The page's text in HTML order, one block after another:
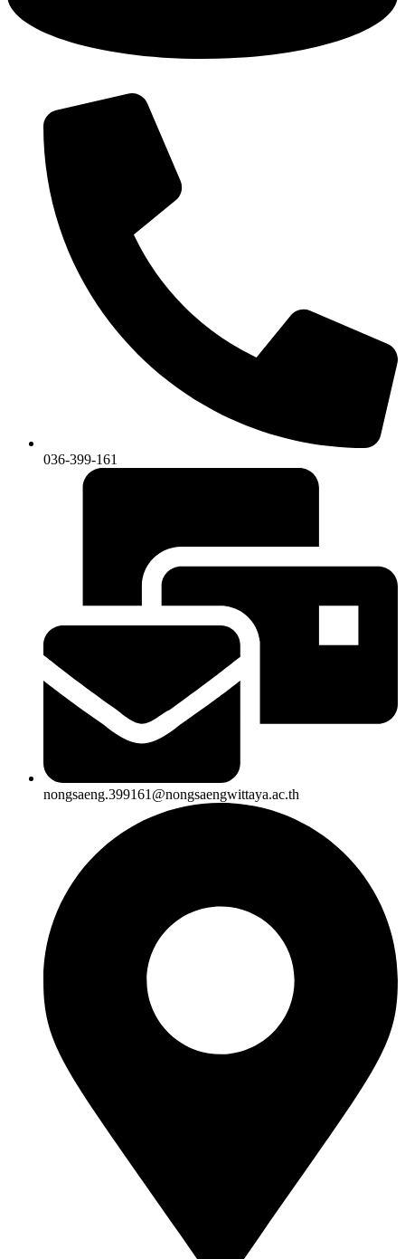
036-399-161
nongsaeng.399161@nongsaengwittaya.ac.th